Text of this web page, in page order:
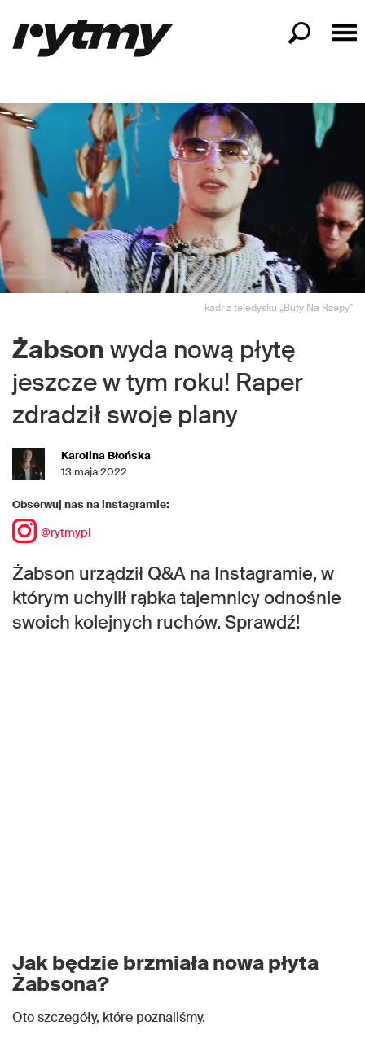
kadr z teledysku „Buty Na Rzepy"
Żabson wyda nową płytę
jeszcze w tym roku! Raper
zdradził swoje plany
Karolina Błońska
13 maja 2022
Obserwuj nas na instagramie:
@rytmypl
Żabson urządził Q&A na Instagramie, w
którym uchylił rąbka tajemnicy odnośnie
swoich kolejnych ruchów. Sprawdź!
Jak będzie brzmiała nowa płyta
Żabsona?
Oto szczegóły, które poznaliśmy.